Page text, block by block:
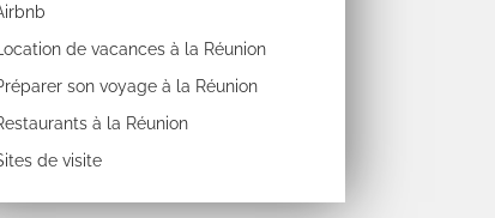
Location de vacances à la Réunion
son voyage à la Réunion
à la Réunion
de visite